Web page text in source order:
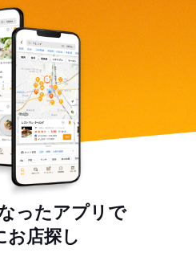
ったアプリで
お店探し